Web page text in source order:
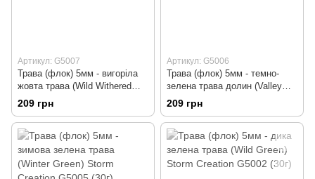
Артикул: G5007
Трава (флок) 5мм - вигоріла
жовта трава (Wild Withered
Yellow), Storm Creation G5007
209 грн
Артикул: G5006
Трава (флок) 5мм - темно-
зелена трава долин (Valley
dark green) Storm Creation
G5006 (30г)
209 грн